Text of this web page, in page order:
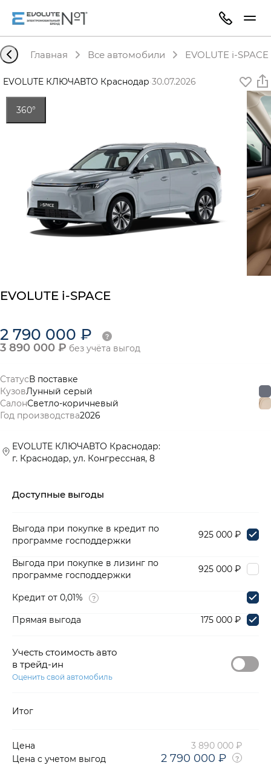
Главная Все автомобили EVOLUTE i-
EVOLUTE КЛЮЧАВТО Краснодар·30.07.2026
360°
EVOLUTE i-SPACE
2 790 000 ₽
3 890 000 ₽ без учёта выгод
СтатусВ поставке
КузовЛунный серый
СалонСветло-коричневый
Год производства2026
EVOLUTE КЛЮЧАВТО Краснодар:
г. Краснодар, ул. Конгрессная, 8
Доступные выгоды
Выгода при покупке в кредит по
программе господдержки
925 000 ₽
Выгода при покупке в лизинг по
программе господдержки
925 000 ₽
Кредит от 0,01%
Прямая выгода
175 000 ₽
Учесть стоимость авто
в трейд-ин
Оценить свой автомобиль
Итог
Цена
3 890 000 ₽
Цена с учетом выгод
2 790 000 ₽